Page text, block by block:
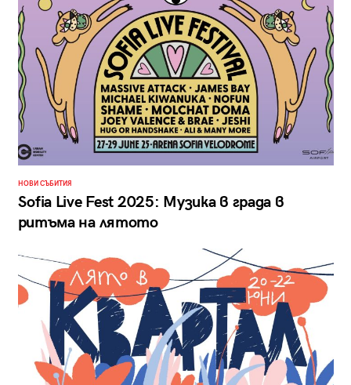
НОВИ СЪБИТИЯ
Sofia Live Fest 2025: Mузика в града в
ритъма на лятото